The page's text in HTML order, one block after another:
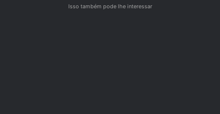
Isso também pode lhe interessar